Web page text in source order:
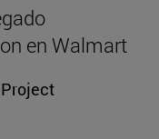
en Walmart